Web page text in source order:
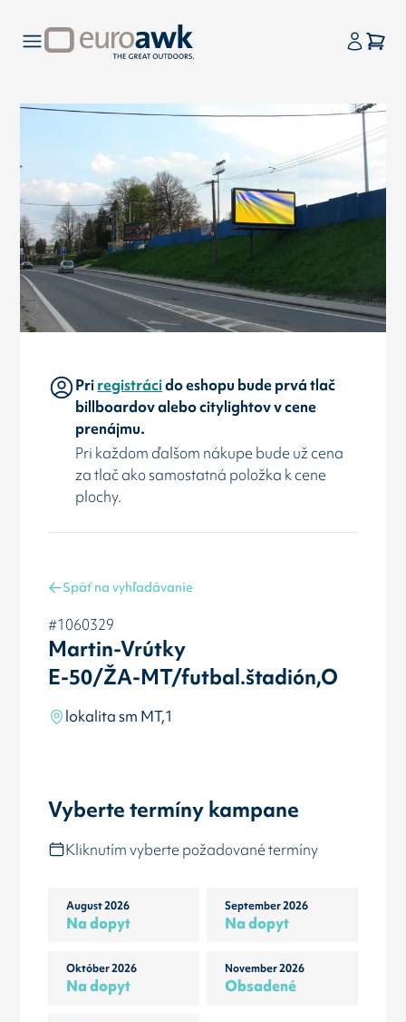
Priregistrácido eshopu bude prvá tlač
billboardov alebo citylightov v cene
prenájmu.
Pri každom ďalšom nákupe bude už cena
za tlač ako samostatná položka k cene
plochy.
Späť na vyhľadávanie
#1060329
Martin-Vrútky
E-50/ŽA-MT/futbal.štadión,O
lokalita sm MT,1
Vyberte termíny kampane
Kliknutím vyberte požadované termíny
August 2026
Na dopyt
September 2026
Na dopyt
Október 2026
Na dopyt
November 2026
Obsadené